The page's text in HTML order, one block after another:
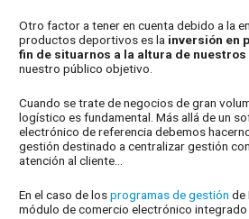
Otro factor a tener en cuenta debido a la
productos deportivos es la inversión en
fin de situarnos a la altura de
nuestro público objetivo.
Cuando se trate de negocios de gran
logístico es fundamental. Más allá de un
electrónico de referencia debemos
gestión destinado a centralizar gestión
atención al cliente…
En el caso de losprogramas de gestión de
módulo de comercio electrónico integrado